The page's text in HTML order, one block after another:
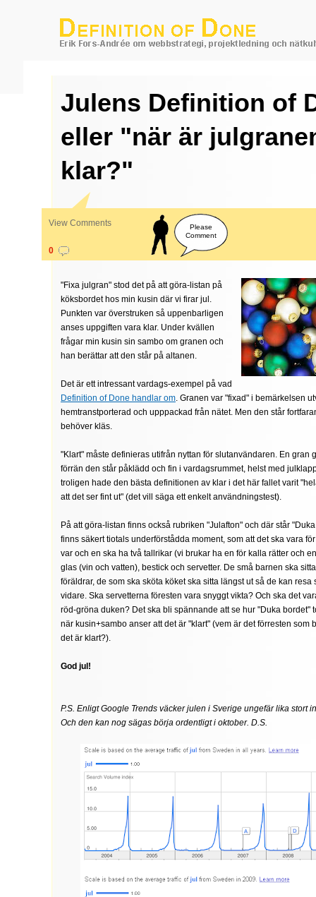
Julens Definition of
eller "när är
klar?"
View Comments
0
Please
Comment
"Fixa julgran" stod det på att göra-listan på
köksbordet hos min kusin där vi firar jul.
Punkten var överstruken så uppenbarligen
anses uppgiften vara klar. Under kvällen
frågar min kusin sin sambo om granen och
han berättar att den står på altanen.
Det är ett intressant vardags-exempel på vad
Definition of Done handlar om. Granen var "fixad" i bemärkelsen
hemtranstporterad och upppackad från nätet. Men den står
behöver kläs.
"Klart" måste definieras utifrån nyttan för slutanvändaren. En gran
förrän den står påklädd och fin i vardagsrummet, helst med
troligen hade den bästa definitionen av klar i det här fallet varit
att det ser fint ut" (det vill säga ett enkelt användningstest).
På att göra-listan finns också rubriken "Julafton" och där står
finns säkert tiotals underförstådda moment, som att det ska vara
var och en ska ha två tallrikar (vi brukar ha en för kalla rätter och
glas (vin och vatten), bestick och servetter. De små barnen ska
föräldrar, de som ska sköta köket ska sitta längst ut så de kan resa
vidare. Ska servetterna föresten vara snyggt vikta? Och ska det
röd-gröna duken? Det ska bli spännande att se hur "Duka bordet"
när kusin+sambo anser att det är "klart" (vem är det förresten som
det är klart?).
God jul!
P.S. Enligt Google Trends väcker julen i Sverige ungefär lika stort
Och den kan nog sägas börja ordentligt i oktober. D.S.